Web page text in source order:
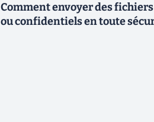
Comment envoyer des
ou confidentiels en toute